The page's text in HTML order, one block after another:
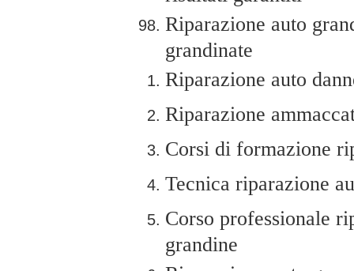
Riparazione auto
grandinate
Riparazione auto
Riparazione
Corsi di formazione
Tecnica riparazione
Corso professionale
grandine